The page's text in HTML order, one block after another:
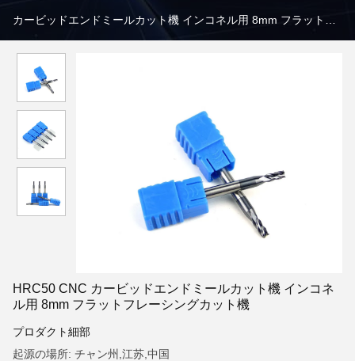
カービッドエンドミールカット機 インコネル用 8mm フラットフ
HRC50 CNC カービッドエンドミールカット機 インコネ
ル用 8mm フラットフレーシングカット機
プロダクト細部
起源の場所: チャン州,江苏,中国